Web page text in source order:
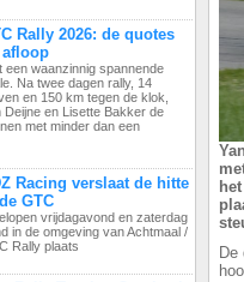
Rally 2026: de quotes
afloop
een waanzinnig spannende
Na twee dagen rally, 14
en 150 km tegen de klok,
Deijne en Lisette Bakker de
met minder dan een
Racing verslaat de hitte
GTC
vrijdagavond en zaterdag
in de omgeving van Achtmaal /
Rally plaats
De